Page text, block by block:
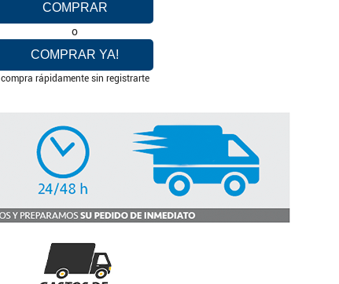
COMPRAR
o
COMPRAR YA!
compra rápidamente sin registrarte